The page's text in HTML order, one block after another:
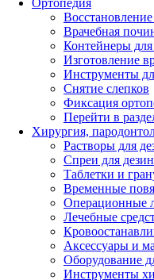
Ортопедия
Восстановление
Врачебная
Контейнеры для
Изготовление
Инструменты
Снятие слепков
Фиксация
Перейти в
Хирургия,
Растворы для
Спреи для
Таблетки и
Временные
Операционные
Лечебные
Аксессуары и
Оборудование
Инструменты